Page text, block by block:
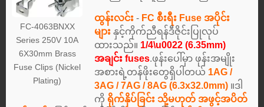
FC-4063BNXX
Series 250V 10A
6X30mm Brass
Fuse Clips (Nickel
Plating)
ထွန်းလင်း - FC စီးရီး Fuse အပိုင်း
များ နှင့်ကိုက်ညီရန်ဒီဇိုင်းပြုလုပ်
ထားသည်။ 1/4\u0022 (6.35mm)
အချင်း fuses.ဖုန်းပေါ်မှာ ဖုန်းအမျိုး
အစားရဲ့တန်ဖိုးတွေရှိပါတယ် 1AG /
3AG / 7AG / 8AG (6.3x32.0mm) ။ဒါ
ကို ရိုက်နှိပ်ခြင်း သို့မဟုတ် အဖွင့်အပိတ်